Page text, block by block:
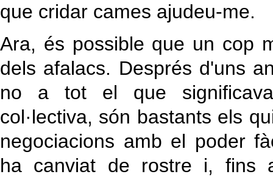
que cridar cames ajudeu-me.
Ara, és possible que un cop
dels afalacs. Després d'uns
no a tot el que
col·lectiva, són bastants els
negociacions amb el poder
ha canviat de rostre i, fins